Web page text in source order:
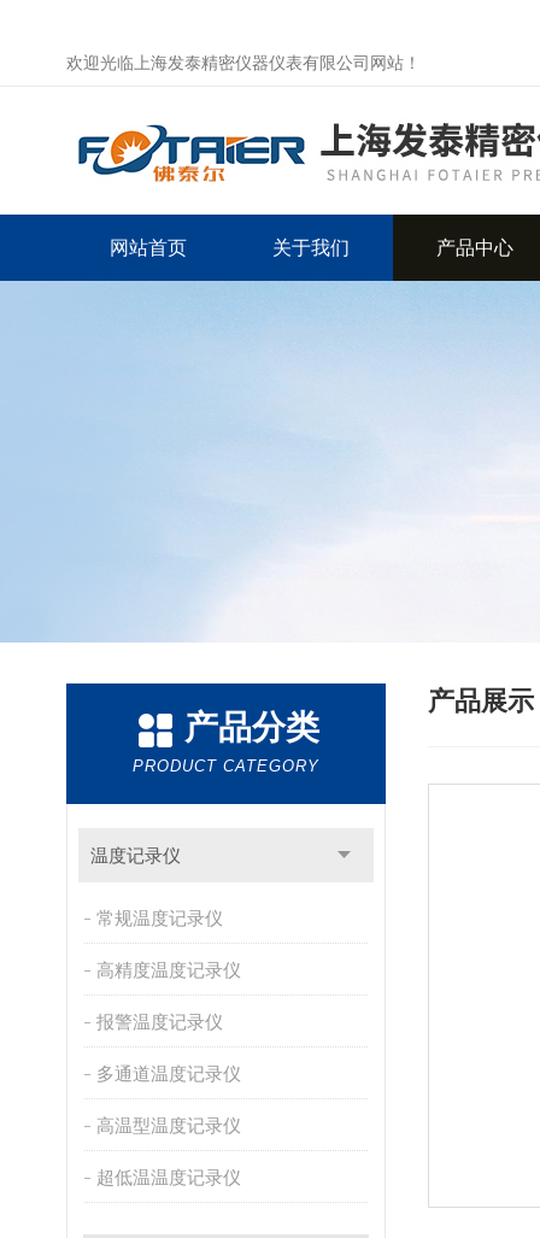
欢迎光临上海发泰精密仪器仪表有限公司网站！
网站首页 关于我们 产品中心
产品分类
PRODUCT CATEGORY
温度记录仪
常规温度记录仪
高精度温度记录仪
报警温度记录仪
多通道温度记录仪
高温型温度记录仪
超低温温度记录仪
产品展示